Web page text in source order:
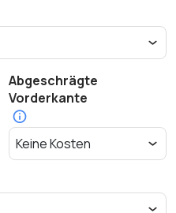
Abgeschrägte
Vorderkante